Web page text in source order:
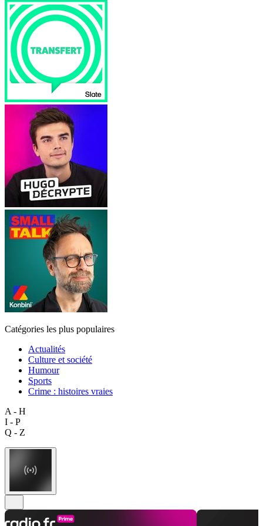
Catégories les plus populaires
Actualités
Culture et société
Humour
Sports
Crime : histoires vraies
A - H
I - P
Q - Z